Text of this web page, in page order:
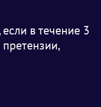
в течение 3